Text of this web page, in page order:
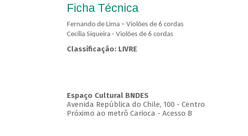
Ficha Técnica
Fernando de Lima – Violões de 6 cordas
Cecília Siqueira - Violões de 6 cordas
Classificação: LIVRE
Espaço Cultural BNDES
Avenida República do Chile, 100 - Centro
Próximo ao metrô Carioca - Acesso B